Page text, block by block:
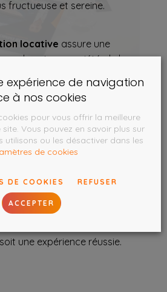
fructueuse et sereine.
locative assure une
de votre propriété, de la
votre rendement locatif.
enlocationvous guide
biensparfaitementalignés avec
.
connaissance approfondie du
innovantes pour assurer
une expérience réussie.
expérience de navigation
à nos cookies
pour vous offrir la meilleure
Vous pouvez en savoir plus sur
utilisons ou les désactiver dans les
de cookies
DE COOKIES REFUSER
ACCEPTER